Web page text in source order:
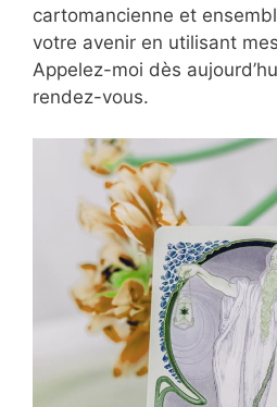
cartomancienne et
votre avenir en utilisant
Appelez-moi dès
rendez-vous.